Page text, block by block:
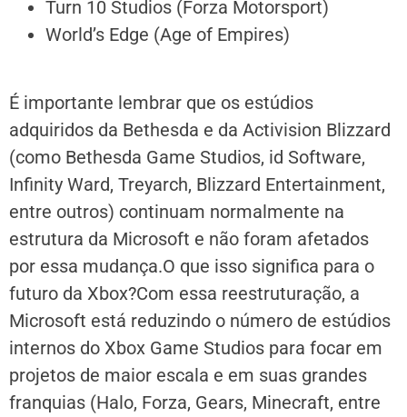
Turn 10 Studios (Forza Motorsport)
World’s Edge (Age of Empires)
É importante lembrar que os estúdios
adquiridos da Bethesda e da Activision Blizzard
(como Bethesda Game Studios, id Software,
Infinity Ward, Treyarch, Blizzard Entertainment,
entre outros) continuam normalmente na
estrutura da Microsoft e não foram afetados
por essa mudança.O que isso significa para o
futuro da Xbox?Com essa reestruturação, a
Microsoft está reduzindo o número de estúdios
internos do Xbox Game Studios para focar em
projetos de maior escala e em suas grandes
franquias (Halo, Forza, Gears, Minecraft, entre